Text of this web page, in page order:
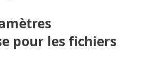
pour les fichiers